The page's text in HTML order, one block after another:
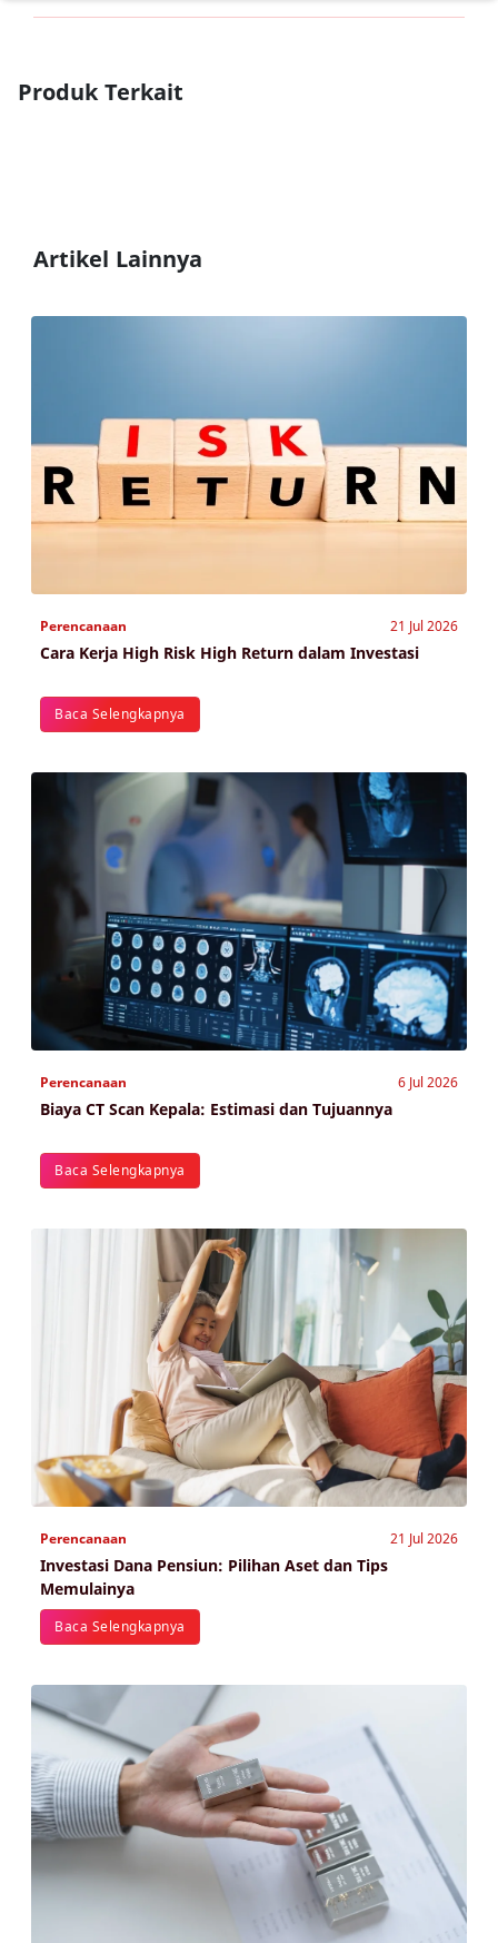
Produk Terkait
Artikel Lainnya
Perencanaan 21 Jul 2026
Cara Kerja High Risk High Return dalam Investasi
Baca Selengkapnya
Perencanaan 6 Jul 2026
Biaya CT Scan Kepala: Estimasi dan Tujuannya
Baca Selengkapnya
Perencanaan 21 Jul 2026
Investasi Dana Pensiun: Pilihan Aset dan Tips
Memulainya
Baca Selengkapnya